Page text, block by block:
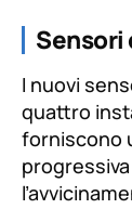
Sensori
I nuovi
quattro
forniscono